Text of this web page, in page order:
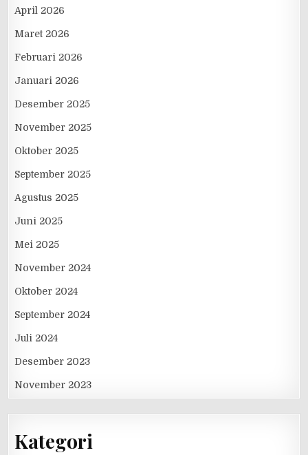
April 2026
Maret 2026
Februari 2026
Januari 2026
Desember 2025
November 2025
Oktober 2025
September 2025
Agustus 2025
Juni 2025
Mei 2025
November 2024
Oktober 2024
September 2024
Juli 2024
Desember 2023
November 2023
Kategori